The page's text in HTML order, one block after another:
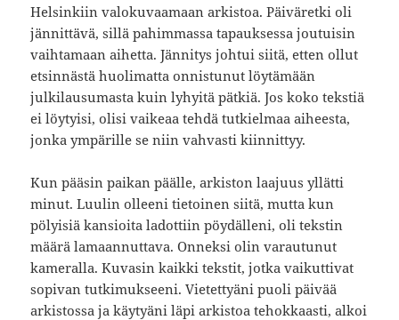
Helsinkiin valokuvaamaan arkistoa. Päiväretki oli
jännittävä, sillä pahimmassa tapauksessa joutuisin
vaihtamaan aihetta. Jännitys johtui siitä, etten ollut
etsinnästä huolimatta onnistunut löytämään
julkilausumasta kuin lyhyitä pätkiä. Jos koko tekstiä
ei löytyisi, olisi vaikeaa tehdä tutkielmaa aiheesta,
jonka ympärille se niin vahvasti kiinnittyy.
Kun pääsin paikan päälle, arkiston laajuus yllätti
minut. Luulin olleeni tietoinen siitä, mutta kun
pölyisiä kansioita ladottiin pöydälleni, oli tekstin
määrä lamaannuttava. Onneksi olin varautunut
kameralla. Kuvasin kaikki tekstit, jotka vaikuttivat
sopivan tutkimukseeni. Vietettyäni puoli päivää
arkistossa ja käytyäni läpi arkistoa tehokkaasti, alkoi